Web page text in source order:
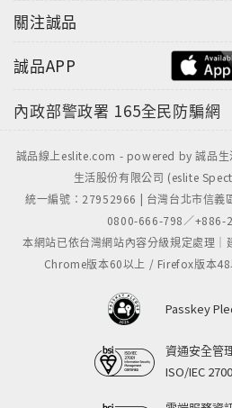
關注誠品
誠品APP
內政部警政署 165全民防騙網
誠品線上eslite.com - powered by 誠品
生活股份有限公司 (eslite
統一編號：27952966 | 台灣台北市信義
0800-666-798／+886-
本網站已依台灣網站內容分級規定處理
Chrome版本60以上 / Firefox版本
Passkey
資通安全管
ISO/IEC